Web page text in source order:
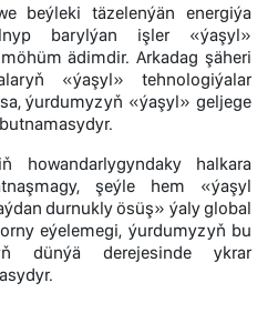
beýleki täzelenýän energiýa
barylýan işler «ýaşyl»
ädimdir. Arkadag şäheri
«ýaşyl» tehnologiýalar
ýurdumyzyň «ýaşyl» geljege
howandarlygyndaky halkara
şeýle hem «ýaşyl
durnukly ösüş» ýaly global
eýelemegi, ýurdumyzyň bu
dünýä derejesinde ykrar